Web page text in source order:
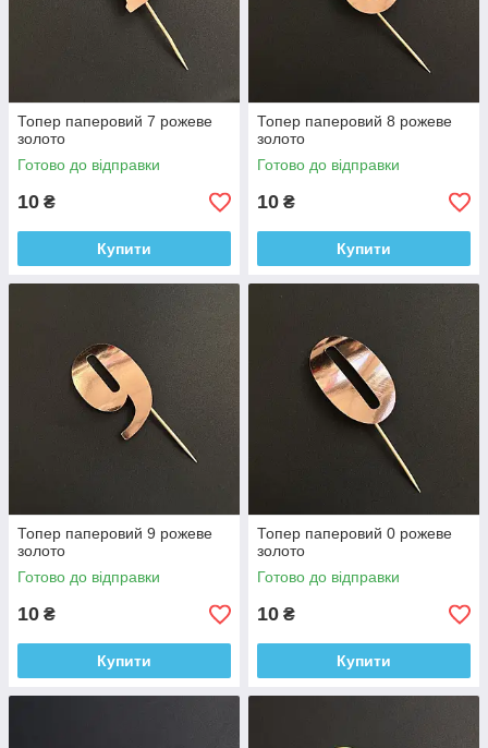
Топер паперовий 7 рожеве
золото
Готово до відправки
10 ₴
Купити
Топер паперовий 8 рожеве
золото
Готово до відправки
10 ₴
Купити
Топер паперовий 9 рожеве
золото
Готово до відправки
10 ₴
Купити
Топер паперовий 0 рожеве
золото
Готово до відправки
10 ₴
Купити